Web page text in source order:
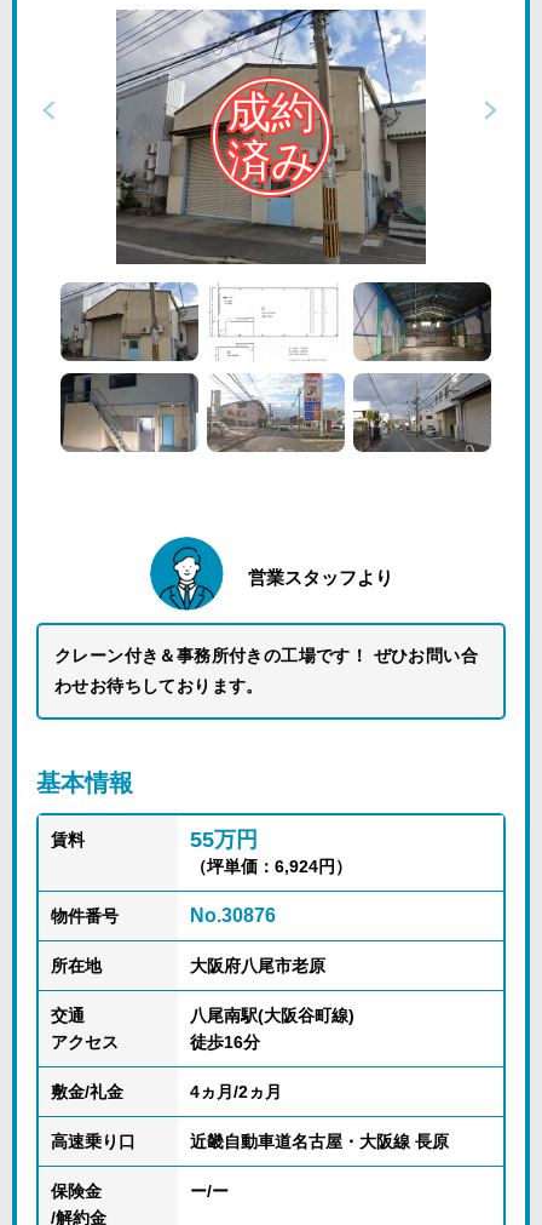
営業スタッフより
クレーン付き＆事務所付きの工場です！ ぜひお問い合
わせお待ちしております。
基本情報
賃料 55万円
（坪単価：6,924円）
物件番号 No.30876
所在地 大阪府八尾市老原
交通
アクセス
八尾南駅(大阪谷町線)
徒歩16分
敷金/礼金 4ヵ月/2ヵ月
高速乗り口 近畿自動車道名古屋・大阪線 長原
保険金
/解約金
ー/ー